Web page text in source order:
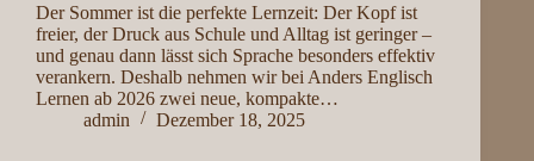
Der Sommer ist die perfekte Lernzeit: Der Kopf ist
freier, der Druck aus Schule und Alltag ist geringer –
und genau dann lässt sich Sprache besonders effektiv
verankern. Deshalb nehmen wir bei Anders Englisch
Lernen ab 2026 zwei neue, kompakte…
admin
Dezember 18, 2025